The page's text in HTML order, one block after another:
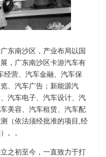
东南沙区，产业布局以国
，广东南沙区卡游汽车有
经营、汽车金融、汽车保
、汽车广告；新能源汽
汽车电子、汽车设计、汽
美容、汽车租赁、汽车配
（依法须经批准的项目,经
。。
之初至今，一直致力于打